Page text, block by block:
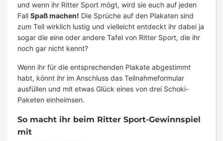
und wenn ihr Ritter Sport mögt, wird sie euch auf jeden
Fall Spaß machen! Die Sprüche auf den Plakaten sind
zum Teil wirklich lustig und vielleicht entdeckt ihr dabei ja
sogar die eine oder andere Tafel von Ritter Sport, die ihr
noch gar nicht kennt?
Wenn ihr für die entsprechenden Plakate abgestimmt
habt, könnt ihr im Anschluss das Teilnahmeformular
ausfüllen und mit etwas Glück eines von drei Schoki-
Paketen einheimsen.
So macht ihr beim Ritter Sport-Gewinnspiel
mit